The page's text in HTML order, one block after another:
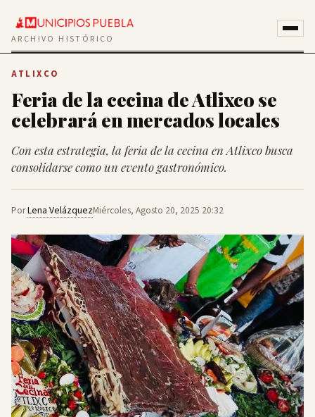
ARCHIVO HISTÓRICO
ATLIXCO
Feria de la cecina de Atlixco se
celebrará en mercados locales
Con esta estrategia, la feria de la cecina en Atlixco busca
consolidarse como un evento gastronómico.
PorLena VelázquezMiércoles, Agosto 20, 2025 20:32